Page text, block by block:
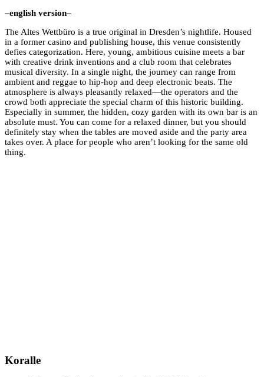
–english version–
The Altes Wettbüro is a true original in Dresden’s nightlife. Housed
in a former casino and publishing house, this venue consistently
defies categorization. Here, young, ambitious cuisine meets a bar
with creative drink inventions and a club room that celebrates
musical diversity. In a single night, the journey can range from
ambient and reggae to hip-hop and deep electronic beats. The
atmosphere is always pleasantly relaxed—the operators and the
crowd both appreciate the special charm of this historic building.
Especially in summer, the hidden, cozy garden with its own bar is an
absolute must. You can come for a relaxed dinner, but you should
definitely stay when the tables are moved aside and the party area
takes over. A place for people who aren’t looking for the same old
thing.
Koralle